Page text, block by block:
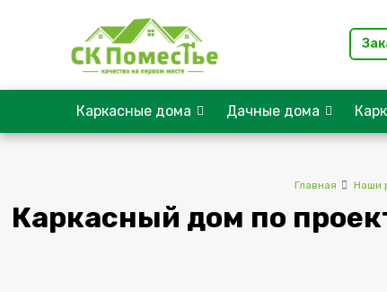
Каркасные дома Дачные дома
Каркасный дом по
Главная Наши